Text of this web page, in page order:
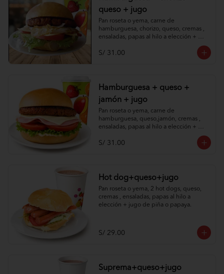
queso + jugo
Pan roseta o yema, carne de
hamburguesa, chorizo, queso, cremas ,
ensaladas, papas al hilo a elección +
S/ 31.00
Hamburguesa + queso +
jamón + jugo
Pan roseta o yema, carne de
hamburguesa, queso,jamón, cremas ,
ensaladas, papas al hilo a elección +
S/ 31.00
Hot dog+queso+jugo
Pan roseta o yema, 2 hot dogs, queso,
cremas , ensaladas, papas al hilo a
elección + jugo de piña o papaya.
S/ 29.00
Suprema+queso+jugo